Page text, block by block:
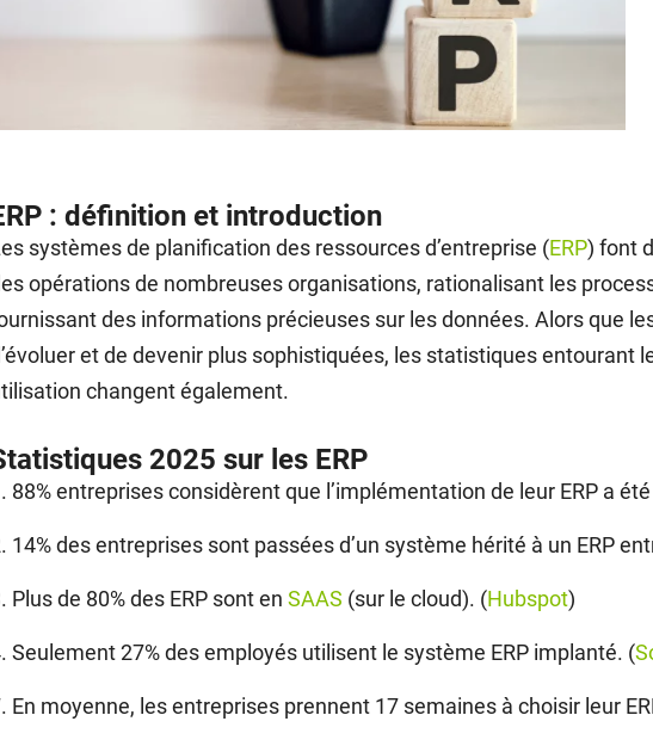
: définition et introduction
systèmes de planification des ressources d’entreprise (ERP) font
opérations de nombreuses organisations, rationalisant les
des informations précieuses sur les données. Alors que
et de devenir plus sophistiquées, les statistiques entourant
changent également.
2025 sur les ERP
88% entreprises considèrent que l’implémentation de leur ERP a
14% des entreprises sont passées d’un système hérité à un ERP
Plus de 80% des ERP sont enSAAS (sur le cloud). (Hubspot)
Seulement 27% des employés utilisent le système ERP implanté. (
En moyenne, les entreprises prennent 17 semaines à choisir leur